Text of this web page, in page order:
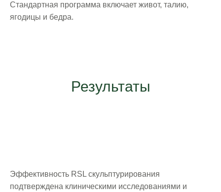
Стандартная программа включает живот, талию,
ягодицы и бедра.
Результаты
Эффективность RSL скульптурирования
подтверждена клиническими исследованиями и